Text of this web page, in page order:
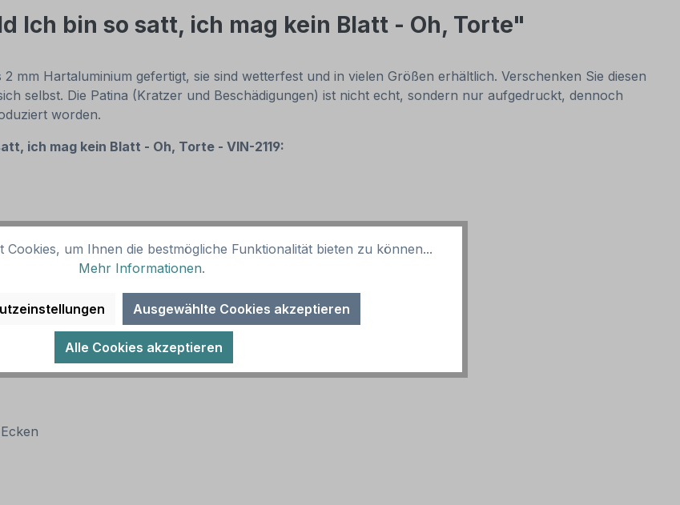
Ich bin so satt, ich mag kein Blatt - Oh, Torte"
mm Hartaluminium gefertigt, sie sind wetterfest und in vielen Größen erhältlich. Verschenken Sie diesen
selbst. Die Patina (Kratzer und Beschädigungen) ist nicht echt, sondern nur aufgedruckt, dennoch
worden.
ich mag kein Blatt - Oh, Torte - VIN-2119:
Cookies, um Ihnen die bestmögliche Funktionalität bieten zu können...
Mehr Informationen.
Ausgewählte Cookies akzeptieren
Alle Cookies akzeptieren